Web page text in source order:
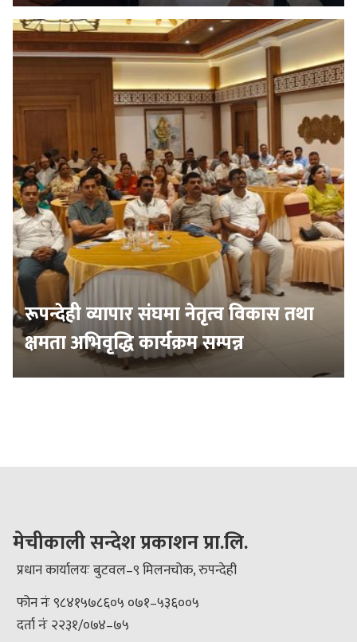
रूपन्देही व्यापार संघमा नेतृत्व विकास तथा
क्षमता अभिवृद्धि कार्यक्रम सम्पन्न
मेचीकाली सन्देश प्रकाशन प्रा.लि.
प्रधान कार्यालयः बुटवल–९ मिलनचोक, रुपन्देही
फोन नंः ९८४१५७८६०५ ०७१–५३६००५
दर्ता नंः २२३१/०७४–७५